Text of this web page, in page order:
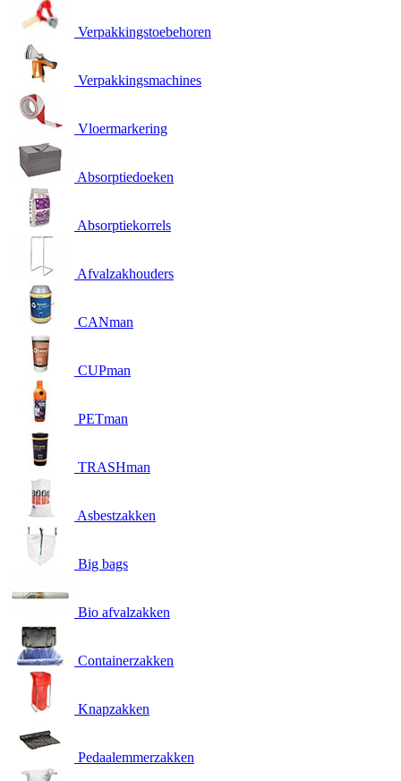
Verpakkingstoebehoren
Verpakkingsmachines
Vloermarkering
Absorptiedoeken
Absorptiekorrels
Afvalzakhouders
CANman
CUPman
PETman
TRASHman
Asbestzakken
Big bags
Bio afvalzakken
Containerzakken
Knapzakken
Pedaalemmerzakken